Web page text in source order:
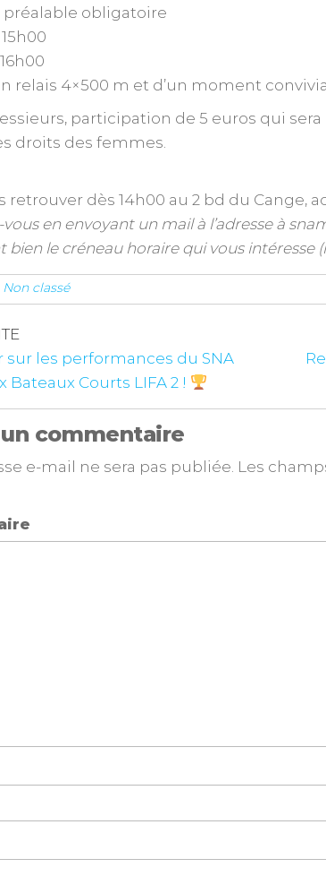
obligatoire
relais 4×500 m et d’un moment
participation de 5 euros qui
droits des femmes.
retrouver dès 14h00 au 2 bd du Cange,
vous en envoyant un mail à l’adresse à
bien le créneau horaire qui vous intéresse
Non classé
sur les performances du SNA
Bateaux Courts LIFA 2 !
commentaire
e-mail ne sera pas publiée. Les